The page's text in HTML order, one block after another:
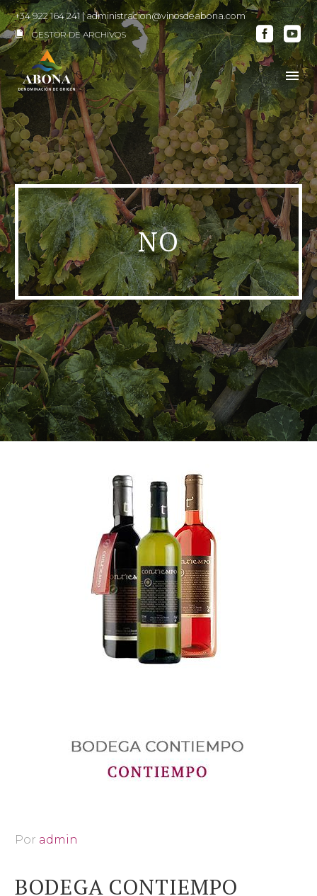
+34 922 164 241|administracion@vinosdeabona.com
 GESTOR DE ARCHIVOS
NO
Por admin
BODEGA CONTIEMPO